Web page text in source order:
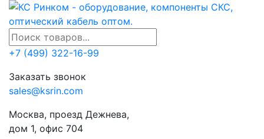
+7 (499) 322-16-99
Заказать звонок
sales@ksrin.com
Москва, проезд Дежнева,
дом 1, офис 704